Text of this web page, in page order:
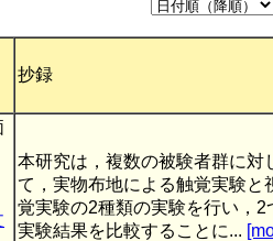
抄録
本研究は，複数の被験者群に対
て，実物布地による触覚実験と
覚実験の2種類の実験を行い，2
実験結果を比較することに...